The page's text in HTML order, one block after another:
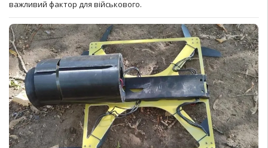
важливий фактор для військового.